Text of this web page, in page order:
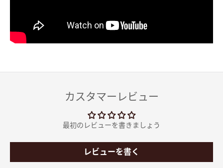
カスタマーレビュー
最初のレビューを書きましょう
レビューを書く